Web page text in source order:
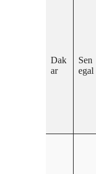
Dak
ar
Sen
egal